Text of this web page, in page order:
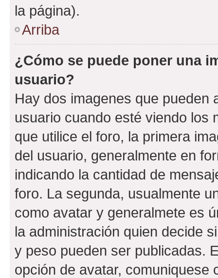
la página).
Arriba
¿Cómo se puede poner una
usuario?
Hay dos imagenes que pueden
usuario cuando esté viendo los
que utilice el foro, la primera
del usuario, generalmente en
indicando la cantidad de
foro. La segunda, usualmente
como avatar y generalmete es
la administración quien decide
y peso pueden ser publicadas.
opción de avatar, comuniquese